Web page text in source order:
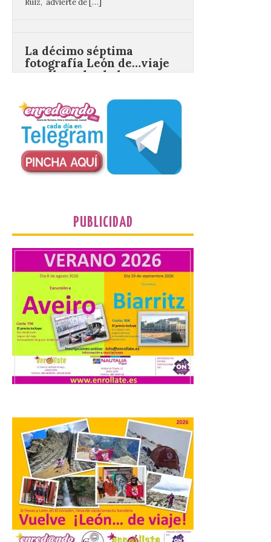
nos llega desde la
carretera CL 626 con
motivo de la marcha en
6 Ago 2026
Nueva edición de León
de…viaje. Una iniciativa
organizado por la sección
juvenil de la Asociación
Enróllate, la Asociación
Morán nos envía desde la carretera […]
Camarzius fest: frente al
macroevento, un festival
cultural transformador
que apuesta por el legado.
6 Ago 2026
Los días 7, 8 y 9 de agosto
de 2026, Camarzana de
Tera volverá a convertirse
música en directo mueve grandes
fenómenos de […]
El Ayuntamiento de
Cabrillanes analizará,
conforme a la legalidad, la
solicitud para la
celebración del Iberia
PUBLICIDAD